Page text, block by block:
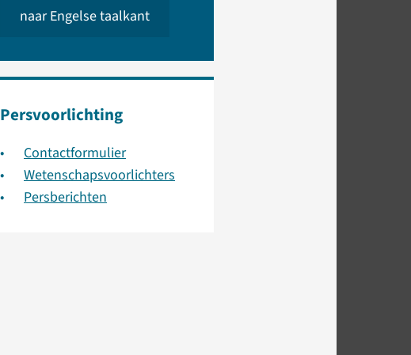
naar Engelse taalkant
Persvoorlichting
Contactformulier
Wetenschapsvoorlichters
Persberichten